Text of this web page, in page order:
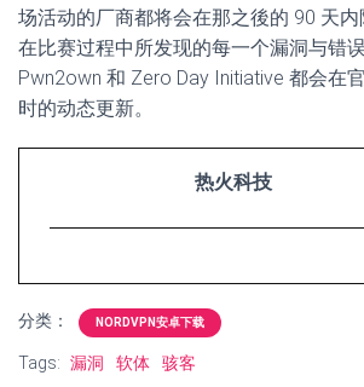
场活动的厂商都将会在那之後的 90 天
在比赛过程中所发现的每一个漏洞与错
Pwn2own 和 Zero Day Initiative 都会在
时的动态更新。
热火科技
分类： NORDVPN安卓下载
Tags: 漏洞 软体 骇客